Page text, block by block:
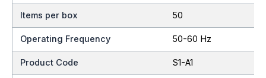
Items per box 50
Operating Frequency 50-60 Hz
Product Code S1-A1